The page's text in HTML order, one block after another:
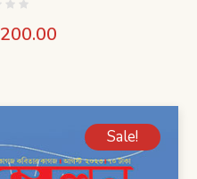
200.00
Sale!